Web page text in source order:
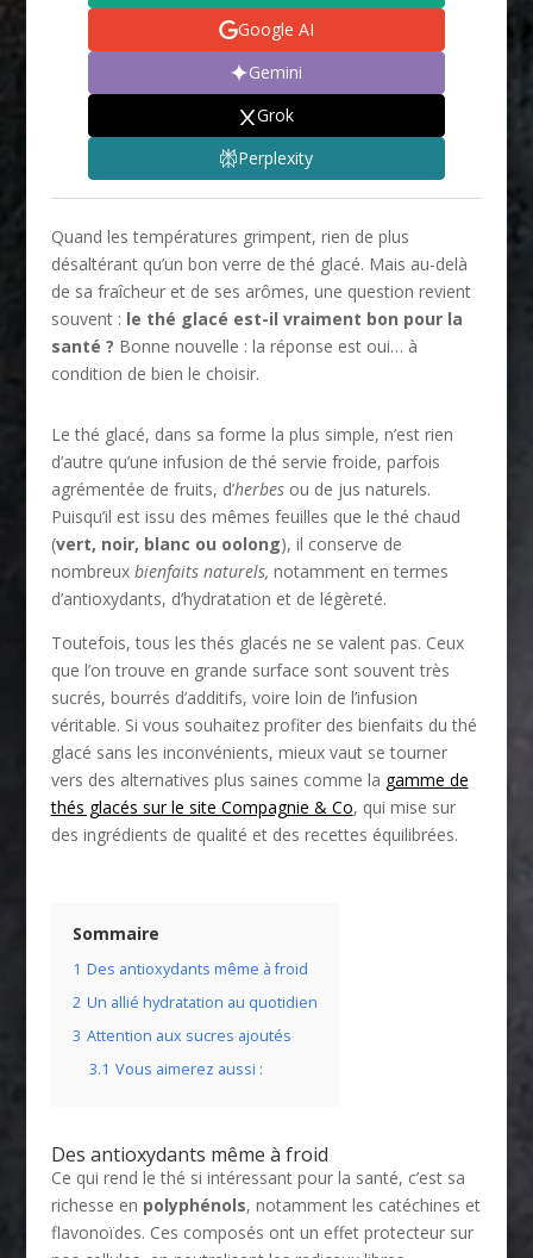
Google AI
Gemini
Grok
Perplexity
Quand les températures grimpent, rien de plus
désaltérant qu’un bon verre de thé glacé. Mais au-delà
de sa fraîcheur et de ses arômes, une question revient
souvent : le thé glacé est-il vraiment bon pour la
santé ? Bonne nouvelle : la réponse est oui… à
condition de bien le choisir.
Le thé glacé, dans sa forme la plus simple, n’est rien
d’autre qu’une infusion de thé servie froide, parfois
agrémentée de fruits, d’herbesou de jus naturels.
Puisqu’il est issu des mêmes feuilles que le thé chaud
(vert, noir, blanc ou oolong), il conserve de
nombreux bienfaits naturels, notamment en termes
d’antioxydants, d’hydratation et de légèreté.
Toutefois, tous les thés glacés ne se valent pas. Ceux
que l’on trouve en grande surface sont souvent très
sucrés, bourrés d’additifs, voire loin de l’infusion
véritable. Si vous souhaitez profiter des bienfaits du thé
glacé sans les inconvénients, mieux vaut se tourner
vers des alternatives plus saines comme la gamme de
thés glacés sur le site Compagnie & Co, qui mise sur
des ingrédients de qualité et des recettes équilibrées.
Sommaire
1 Des antioxydants même à froid
2 Un allié hydratation au quotidien
3 Attention aux sucres ajoutés
3.1 Vous aimerez aussi :
Des antioxydants même à froid
Ce qui rend le thé si intéressant pour la santé, c’est sa
richesse en polyphénols, notamment les catéchines et
flavonoïdes. Ces composés ont un effet protecteur sur